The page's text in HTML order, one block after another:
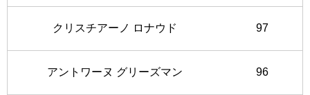
クリスチアーノ ロナウド 97
アントワーヌ グリーズマン 96